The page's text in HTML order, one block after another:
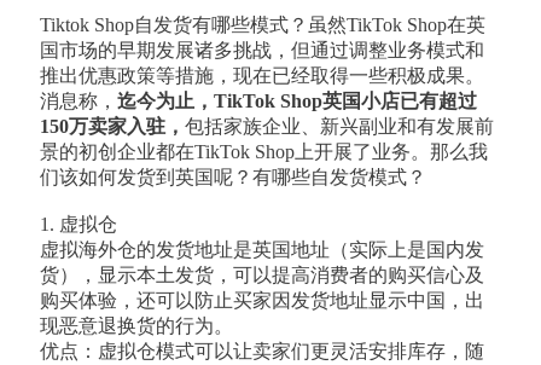
Tiktok Shop自发货有哪些模式？虽然TikTok Shop在英
国市场的早期发展诸多挑战，但通过调整业务模式和
推出优惠政策等措施，现在已经取得一些积极成果。
消息称，迄今为止，TikTok Shop英国小店已有超过
150万卖家入驻，包括家族企业、新兴副业和有发展前
景的初创企业都在TikTok Shop上开展了业务。那么我
们该如何发货到英国呢？有哪些自发货模式？
1. 虚拟仓
虚拟海外仓的发货地址是英国地址（实际上是国内发
货），显示本土发货，可以提高消费者的购买信心及
购买体验，还可以防止买家因发货地址显示中国，出
现恶意退换货的行为。
优点：虚拟仓模式可以让卖家们更灵活安排库存，随